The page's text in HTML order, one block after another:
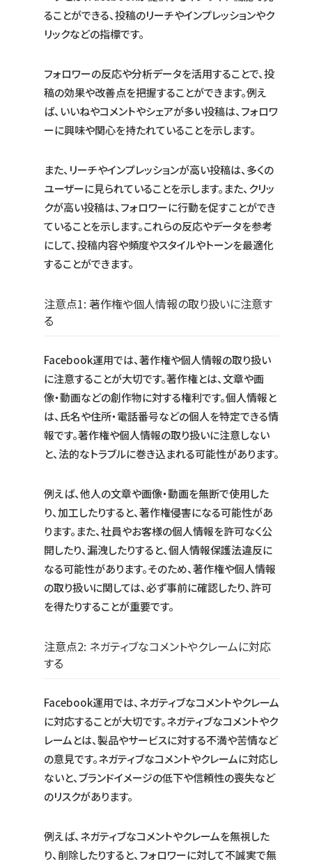
ることができる、投稿のリーチやインプレッションやク
リックなどの指標です。
フォロワーの反応や分析データを活用することで、投
稿の効果や改善点を把握することができます。例え
ば、いいねやコメントやシェアが多い投稿は、フォロワ
ーに興味や関心を持たれていることを示します。
また、リーチやインプレッションが高い投稿は、多くの
ユーザーに見られていることを示します。また、クリッ
クが高い投稿は、フォロワーに行動を促すことができ
ていることを示します。これらの反応やデータを参考
にして、投稿内容や頻度やスタイルやトーンを最適化
することができます。
注意点1: 著作権や個人情報の取り扱いに注意す
る
Facebook運用では、著作権や個人情報の取り扱い
に注意することが大切です。著作権とは、文章や画
像・動画などの創作物に対する権利です。個人情報と
は、氏名や住所・電話番号などの個人を特定できる情
報です。著作権や個人情報の取り扱いに注意しない
と、法的なトラブルに巻き込まれる可能性があります。
例えば、他人の文章や画像・動画を無断で使用した
り、加工したりすると、著作権侵害になる可能性があ
ります。また、社員やお客様の個人情報を許可なく公
開したり、漏洩したりすると、個人情報保護法違反に
なる可能性があります。そのため、著作権や個人情報
の取り扱いに関しては、必ず事前に確認したり、許可
を得たりすることが重要です。
注意点2: ネガティブなコメントやクレームに対応
する
Facebook運用では、ネガティブなコメントやクレーム
に対応することが大切です。ネガティブなコメントやク
レームとは、製品やサービスに対する不満や苦情など
の意見です。ネガティブなコメントやクレームに対応し
ないと、ブランドイメージの低下や信頼性の喪失など
のリスクがあります。
例えば、ネガティブなコメントやクレームを無視した
り、削除したりすると、フォロワーに対して不誠実で無